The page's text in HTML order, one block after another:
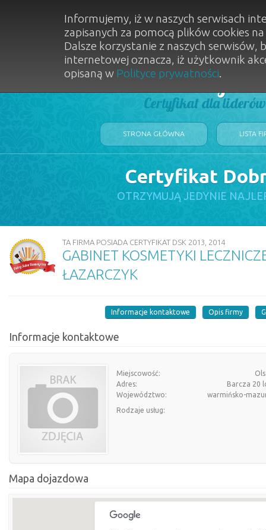
Dobry
Certyfikat dla
STRONA GŁÓWNA LISTA
Certyfikat
OTRZYMUJĄ JEDYNIE
TA FIRMA POSIADA CERTYFIKAT DSK 2013, 2014
GABINET KOSMETYKI
ŁAZARCZYK
Informacje kontaktowe Opis firmy
Informacje kontaktowe
Miejscowość:
Adres:
Barcza 20
Województwo:
warmińsko-
Rodzaje usług:
Mapa dojazdowa
Informujemy, iż w naszych serwisach
zapisanych za pomocą plików cookies
Dalsze korzystanie z naszych
internetowej oznacza, iż użytkownik
opisaną w Polityce prywatności.